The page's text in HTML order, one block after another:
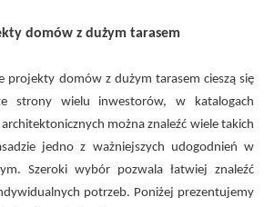
domów z dużym tarasem
projekty domów z dużym tarasem cieszą się
strony wielu inwestorów, w katalogach
można znaleźć wiele takich
jedno z ważniejszych udogodnień w
Szeroki wybór pozwala łatwiej znaleźć
potrzeb. Poniżej prezentujemy